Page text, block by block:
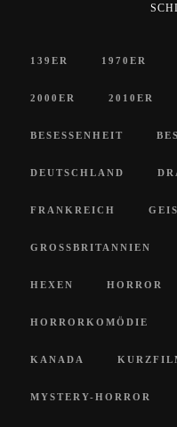
139ER 1970ER
2000ER 2010ER
BESESSENHEIT
DEUTSCHLAND
FRANKREICH
GROSSBRITANNIEN
HEXEN HORROR
HORRORKOMÖDIE
KANADA
MYSTERY-HORROR